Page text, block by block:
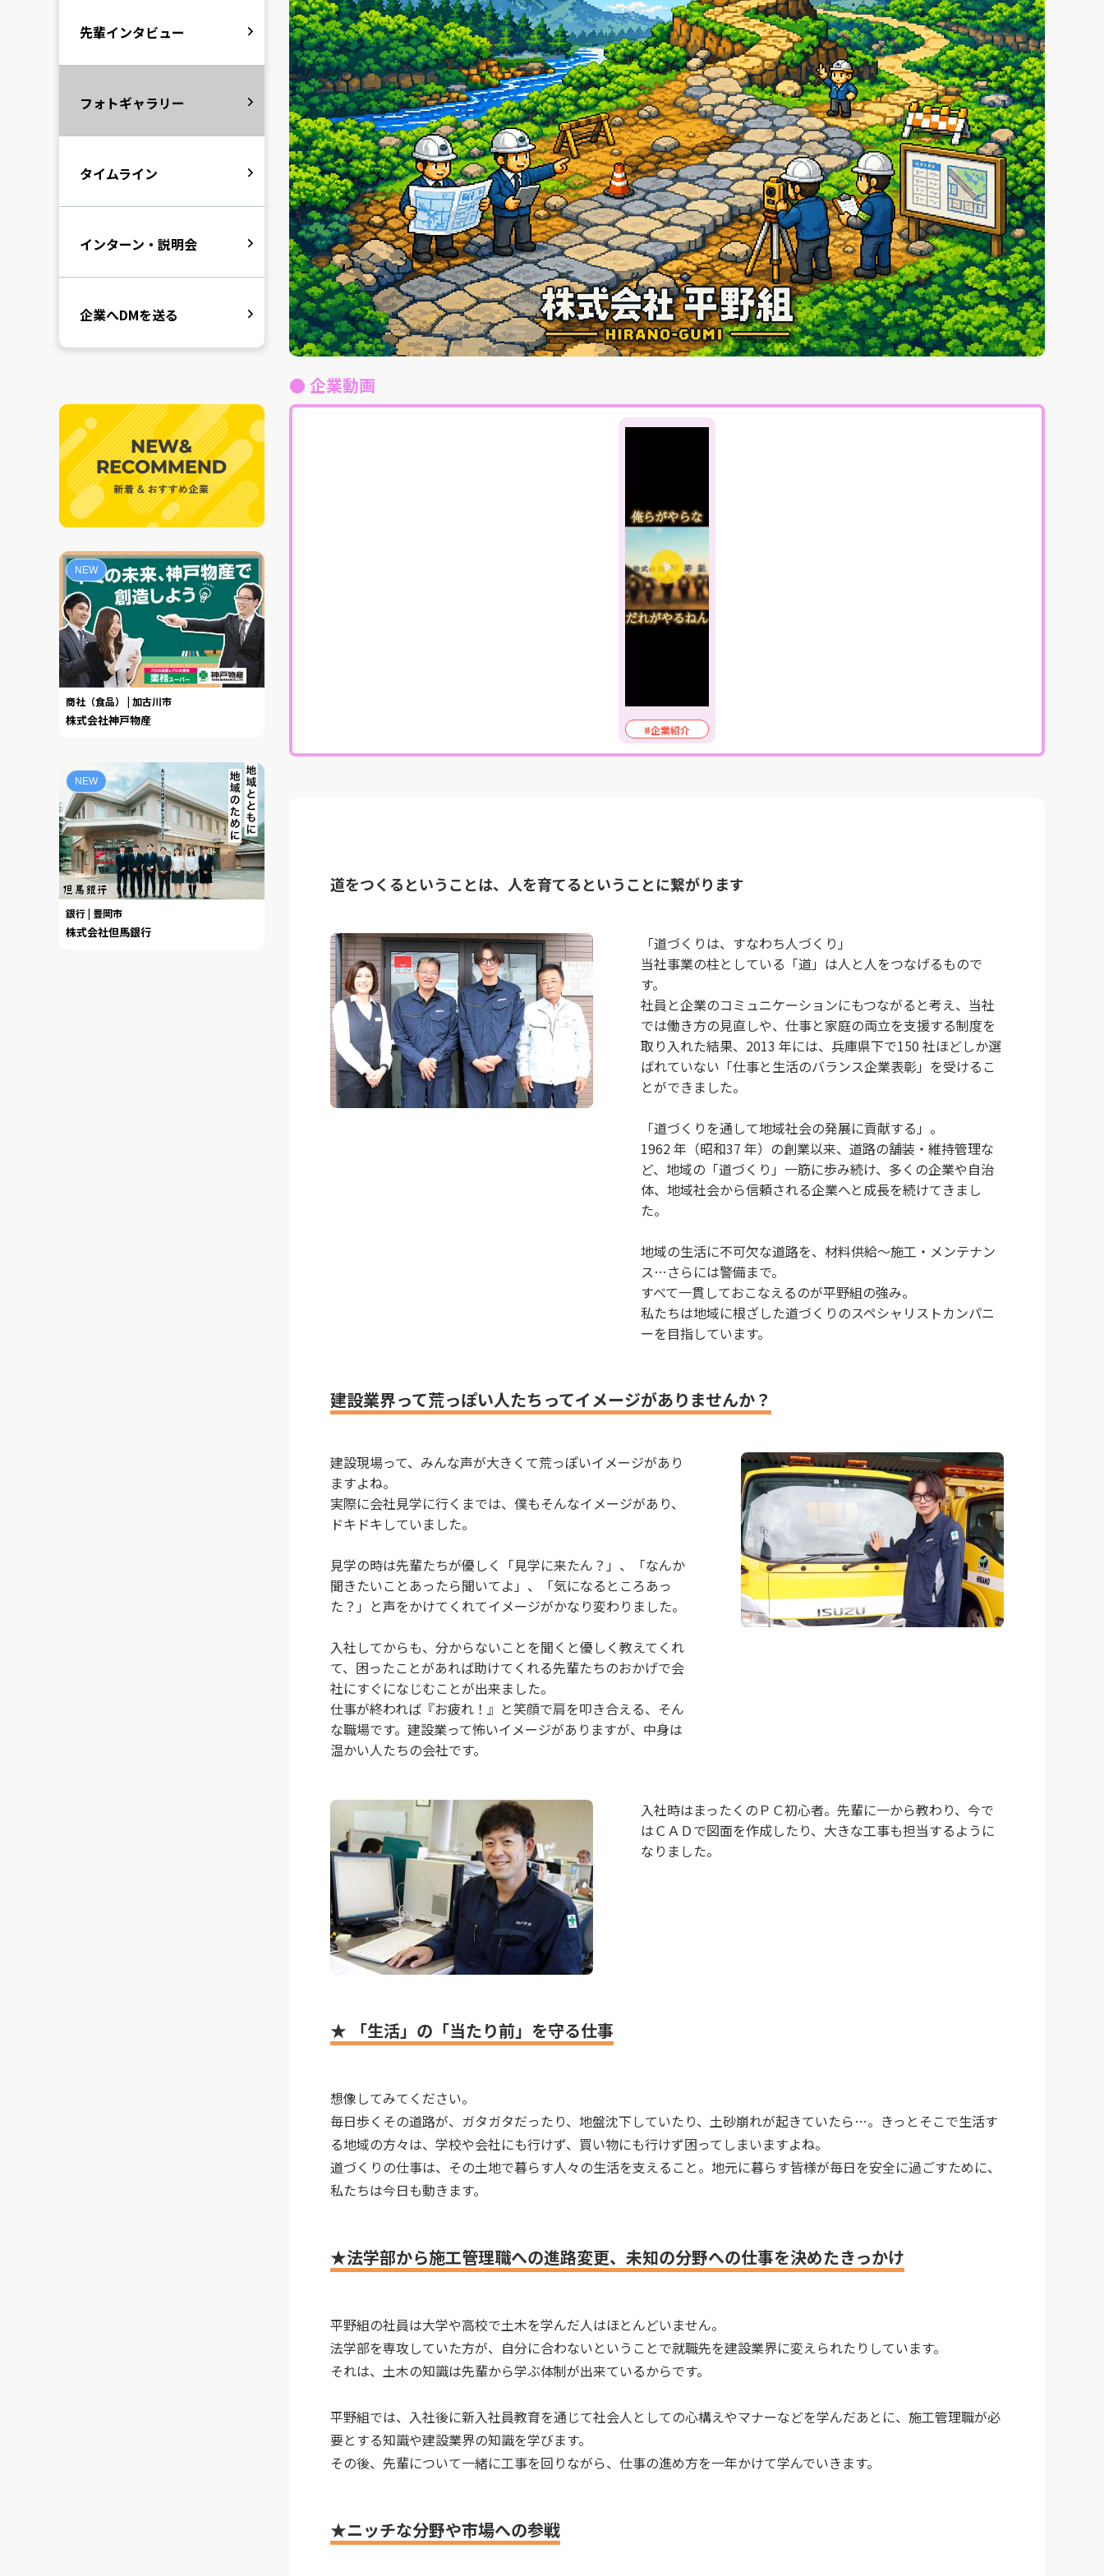
● 企業動画
#企業紹介
道をつくるということは、人を育てるということに繋がります
「道づくりは、すなわち人づくり」
当社事業の柱としている「道」は人と人をつなげるもので
す。
社員と企業のコミュニケーションにもつながると考え、当社
では働き方の見直しや、仕事と家庭の両立を支援する制度を
取り入れた結果、2013 年には、兵庫県下で150 社ほどしか選
ばれていない「仕事と生活のバランス企業表彰」を受けるこ
とができました。
「道づくりを通して地域社会の発展に貢献する」。
1962 年（昭和37 年）の創業以来、道路の舗装・維持管理な
ど、地域の「道づくり」一筋に歩み続け、多くの企業や自治
体、地域社会から信頼される企業へと成長を続けてきまし
た。
地域の生活に不可欠な道路を、材料供給～施工・メンテナン
ス…さらには警備まで。
すべて一貫しておこなえるのが平野組の強み。
私たちは地域に根ざした道づくりのスペシャリストカンパニ
ーを目指しています。
建設業界って荒っぽい人たちってイメージがありませんか？
建設現場って、みんな声が大きくて荒っぽいイメージがあり
ますよね。
実際に会社見学に行くまでは、僕もそんなイメージがあり、
ドキドキしていました。
見学の時は先輩たちが優しく「見学に来たん？」、「なんか
聞きたいことあったら聞いてよ」、「気になるところあっ
た？」と声をかけてくれてイメージがかなり変わりました。
入社してからも、分からないことを聞くと優しく教えてくれ
て、困ったことがあれば助けてくれる先輩たちのおかげで会
社にすぐになじむことが出来ました。
仕事が終われば『お疲れ！』と笑顔で肩を叩き合える、そん
な職場です。建設業って怖いイメージがありますが、中身は
温かい人たちの会社です。
入社時はまったくのＰＣ初心者。先輩に一から教わり、今で
はＣＡＤで図面を作成したり、大きな工事も担当するように
なりました。
★ 「生活」の「当たり前」を守る仕事
想像してみてください。
毎日歩くその道路が、ガタガタだったり、地盤沈下していたり、土砂崩れが起きていたら…。きっとそこで生活す
る地域の方々は、学校や会社にも行けず、買い物にも行けず困ってしまいますよね。
道づくりの仕事は、その土地で暮らす人々の生活を支えること。地元に暮らす皆様が毎日を安全に過ごすために、
私たちは今日も動きます。
★法学部から施工管理職への進路変更、未知の分野への仕事を決めたきっかけ
平野組の社員は大学や高校で土木を学んだ人はほとんどいません。
法学部を専攻していた方が、自分に合わないということで就職先を建設業界に変えられたりしています。
それは、土木の知識は先輩から学ぶ体制が出来ているからです。
平野組では、入社後に新入社員教育を通じて社会人としての心構えやマナーなどを学んだあとに、施工管理職が必
要とする知識や建設業界の知識を学びます。
その後、先輩について一緒に工事を回りながら、仕事の進め方を一年かけて学んでいきます。
★ニッチな分野や市場への参戦
先輩インタビュー
フォトギャラリー
タイムライン
インターン・説明会
企業へDMを送る
NEW
商社（食品） | 加古川市
株式会社神戸物産
NEW
銀行 | 豊岡市
株式会社但馬銀行